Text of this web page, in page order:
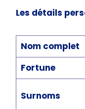
Les détails
Nom complet
Fortune
Surnoms